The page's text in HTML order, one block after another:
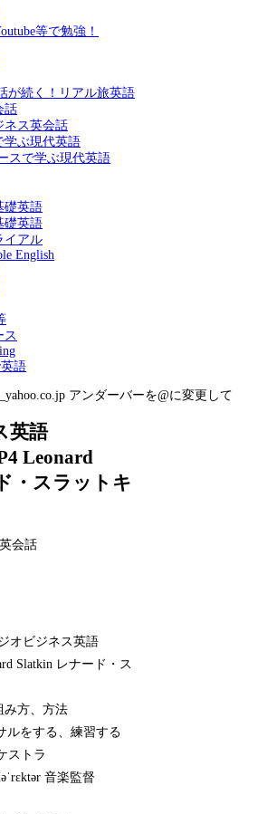
等で勉強！
が続く！リアル旅英語
話
ネス英会話
学ぶ現代英語
スで学ぶ現代英語
礎英語
礎英語
イアル
English
ス
語
アンダーバーを@に変更して
英語
Leonard
・スラットキ
会話
オビジネス英語
Slatkin レナード・ス
み方、方法
ルをする、練習する
ストラ
音楽監督